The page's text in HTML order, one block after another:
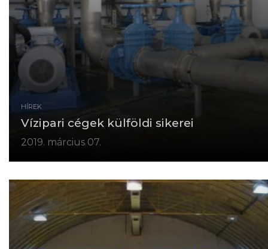
HÍREK
Vízipari cégek külföldi sikerei
2019. március 07.